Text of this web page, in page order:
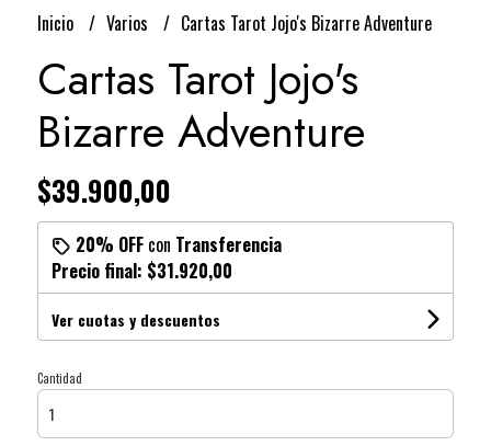
Inicio Varios Cartas Tarot Jojo's Bizarre Adventure
Cartas Tarot Jojo's
Bizarre Adventure
$39.900,00
20% OFFcon Transferencia
Precio final: $31.920,00
Ver cuotas y descuentos
Cantidad